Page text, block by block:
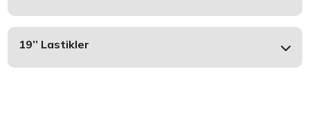
19’’ Lastikler